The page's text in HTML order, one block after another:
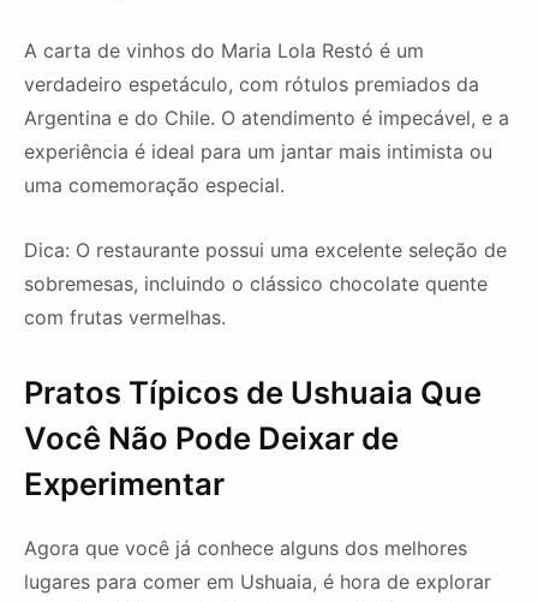
A carta de vinhos do Maria Lola Restó é um
verdadeiro espetáculo, com rótulos premiados da
Argentina e do Chile. O atendimento é impecável, e a
experiência é ideal para um jantar mais intimista ou
uma comemoração especial.
Dica: O restaurante possui uma excelente seleção de
sobremesas, incluindo o clássico chocolate quente
com frutas vermelhas.
Pratos Típicos de Ushuaia Que
Você Não Pode Deixar de
Experimentar
Agora que você já conhece alguns dos melhores
lugares para comer em Ushuaia, é hora de explorar